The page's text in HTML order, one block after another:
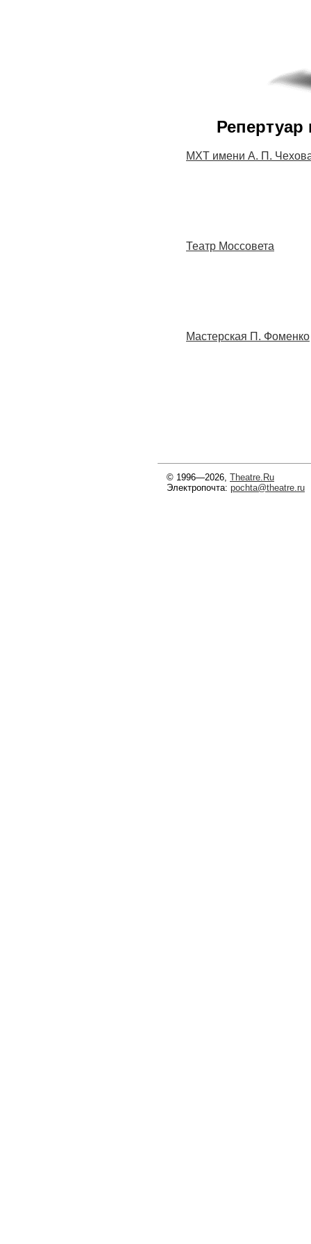
Репертуар
МХТ имени А. П.
Театр Моссовета
Мастерская П. Фоменко
© 1996—2026, Theatre.Ru
Электропочта: pochta@theatre.ru